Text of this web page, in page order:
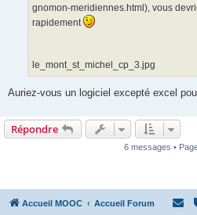
gnomon-meridiennes.html), vous
rapidement
le_mont_st_michel_cp_3.jpg
Auriez-vous un logiciel excepté excel
Répondre
6 messages •
Accueil MOOC Accueil Forum